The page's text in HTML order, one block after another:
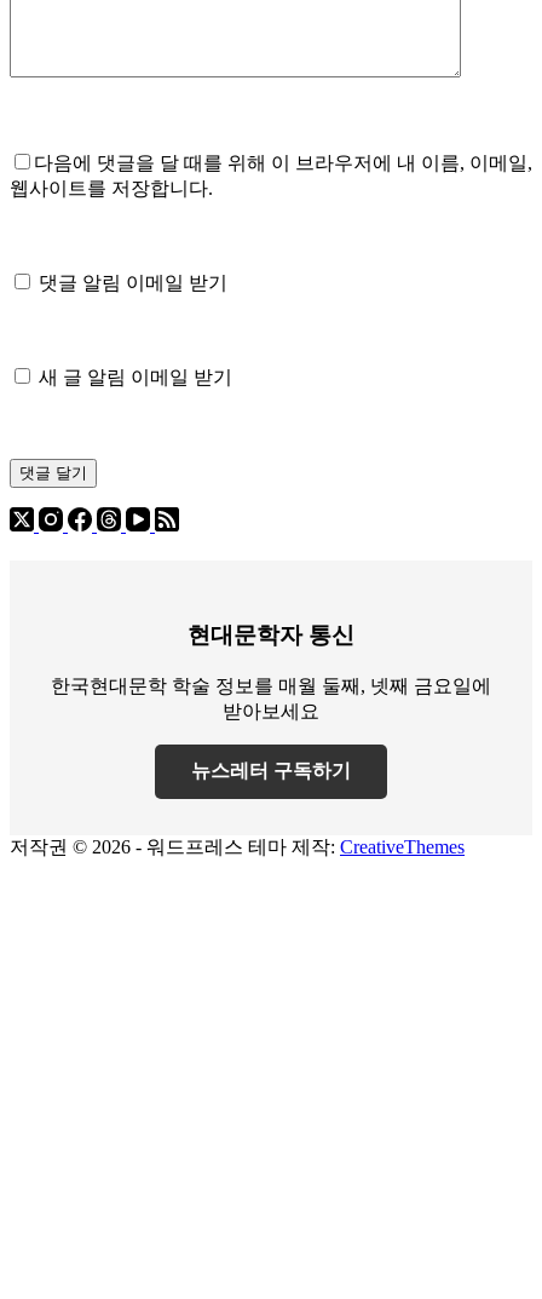
다음에 댓글을 달 때를 위해 이 브라우저에 내 이름, 이메일,
웹사이트를 저장합니다.
댓글 알림 이메일 받기
새 글 알림 이메일 받기
댓글 달기
현대문학자 통신
한국현대문학 학술 정보를 매월 둘째, 넷째 금요일에
받아보세요
뉴스레터 구독하기
저작권 © 2026 - 워드프레스 테마 제작: CreativeThemes